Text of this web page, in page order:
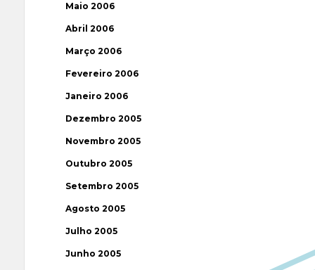
Maio 2006
Abril 2006
Março 2006
Fevereiro 2006
Janeiro 2006
Dezembro 2005
Novembro 2005
Outubro 2005
Setembro 2005
Agosto 2005
Julho 2005
Junho 2005